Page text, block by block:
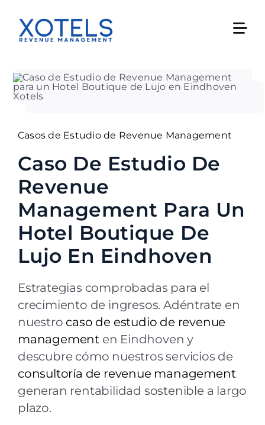
content
Casos de Estudio de Revenue Management
Caso De Estudio De
Revenue
Management Para Un
Hotel Boutique De
Lujo En Eindhoven
Estrategias comprobadas para el
crecimiento de ingresos. Adéntrate en
nuestro caso de estudio de revenue
management en Eindhoven y
descubre cómo nuestros servicios de
consultoría de revenue management
generan rentabilidad sostenible a largo
plazo.